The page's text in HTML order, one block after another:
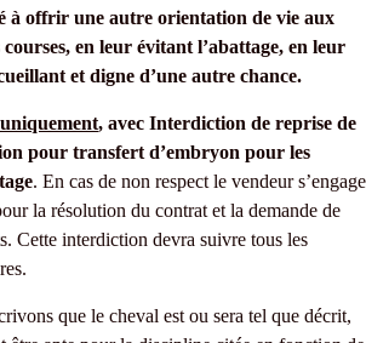
à offrir une autre orientation de vie aux
en leur évitant l’abattage, en leur
et digne d’une autre chance.
, avec Interdiction de reprise de
pour transfert d’embryon pour les
. En cas de non respect le vendeur s’engage
la résolution du contrat et la demande de
Cette interdiction devra suivre tous les
que le cheval est ou sera tel que décrit,